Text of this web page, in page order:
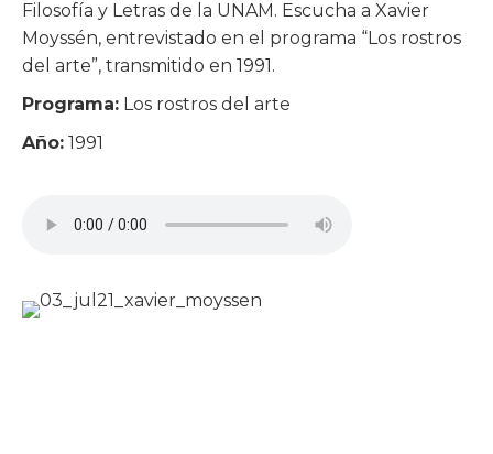
Filosofía y Letras de la UNAM. Escucha a Xavier
Moyssén, entrevistado en el programa “Los rostros
del arte”, transmitido en 1991.
Programa: Los rostros del arte
Año: 1991